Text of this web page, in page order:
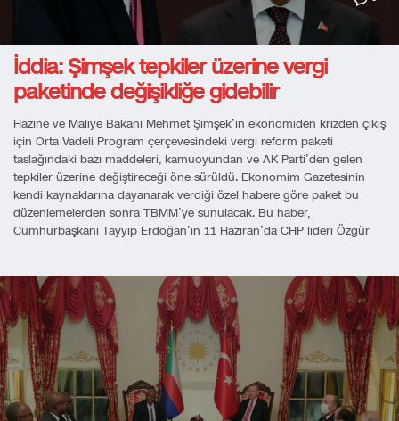
İddia: Şimşek tepkiler üzerine vergi
paketinde değişikliğe gidebilir
Hazine ve Maliye Bakanı Mehmet Şimşek’in ekonomiden krizden çıkış
için Orta Vadeli Program çerçevesindeki vergi reform paketi
taslağındaki bazı maddeleri, kamuoyundan ve AK Parti’den gelen
tepkiler üzerine değiştireceği öne sürüldü. Ekonomim Gazetesinin
kendi kaynaklarına dayanarak verdiği özel habere göre paket bu
düzenlemelerden sonra TBMM’ye sunulacak. Bu haber,
Cumhurbaşkanı Tayyip Erdoğan’ın 11 Haziran’da CHP lideri Özgür